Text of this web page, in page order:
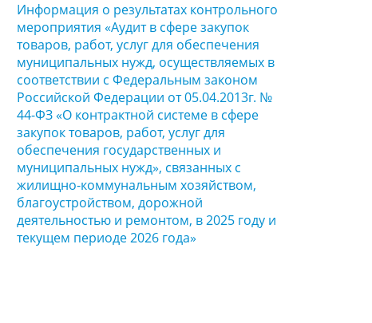
Информация о результатах контрольного
мероприятия «Аудит в сфере закупок
товаров, работ, услуг для обеспечения
муниципальных нужд, осуществляемых в
соответствии с Федеральным законом
Российской Федерации от 05.04.2013г. №
44-ФЗ «О контрактной системе в сфере
закупок товаров, работ, услуг для
обеспечения государственных и
муниципальных нужд», связанных с
жилищно-коммунальным хозяйством,
благоустройством, дорожной
деятельностью и ремонтом, в 2025 году и
текущем периоде 2026 года»